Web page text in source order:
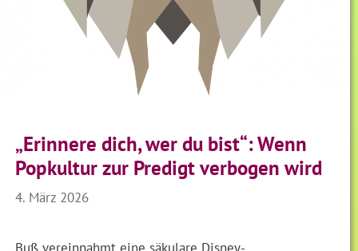
„Erinnere dich, wer du bist“: Wenn
Popkultur zur Predigt verbogen wird
4. März 2026